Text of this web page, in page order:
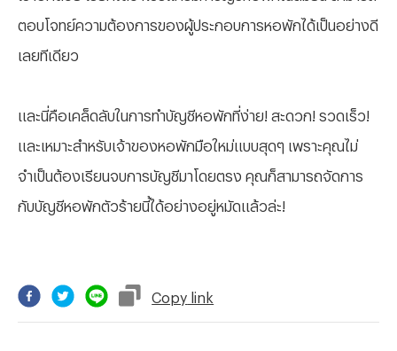
ตอบโจทย์ความต้องการของผู้ประกอบการหอพักได้เป็นอย่างดี
เลยทีเดียว
และนี่คือเคล็ดลับในการทำบัญชีหอพักที่ง่าย! สะดวก! รวดเร็ว!
และเหมาะสำหรับเจ้าของหอพักมือใหม่แบบสุดๆ เพราะคุณไม่
จำเป็นต้องเรียนจบการบัญชีมาโดยตรง คุณก็สามารถจัดการ
กับบัญชีหอพักตัวร้ายนี้ได้อย่างอยู่หมัดแล้วล่ะ!
Copy link